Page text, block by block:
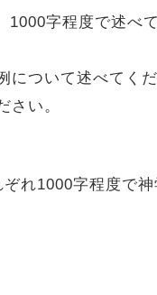
字程度で述べて
ついて述べてくだ
さい。
れ1000字程度で神